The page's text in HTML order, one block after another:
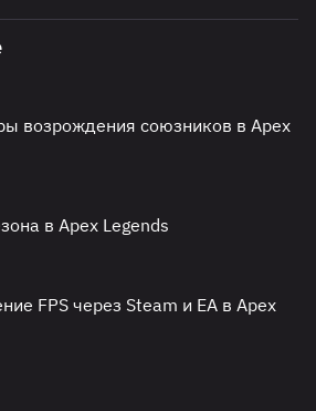
возрождения союзников в Apex
в Apex Legends
FPS через Steam и EA в Apex